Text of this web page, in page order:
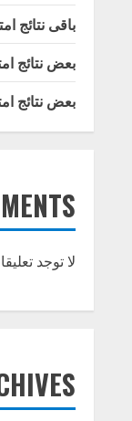
باقى نتائج
بعض نتائج
بعض نتائج
لا توجد